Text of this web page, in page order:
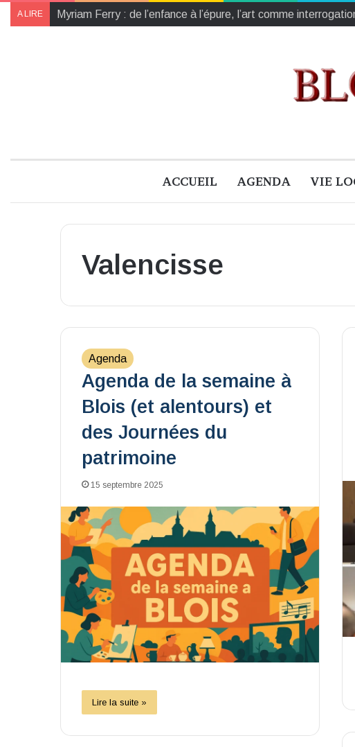
A LIRE [Municipales 2026] Le MoDem 41 et Marc Fesneau
ACCUEIL AGENDA VIE
Valencisse
Agenda
Agenda de la semaine à
Blois (et alentours) et
des Journées du
patrimoine
15 septembre 2025
Lire la suite »